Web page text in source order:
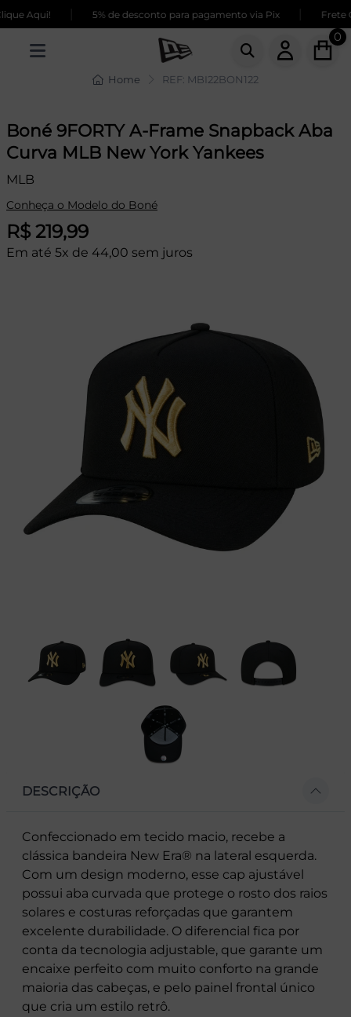
Aqui! 5% de desconto para pagamento via Pix Frete
0
Home REF: MBI22BON122
Boné 9FORTY A-Frame Snapback Aba
Curva MLB New York Yankees
MLB
Conheça o Modelo do Boné
R$ 219,99
Em até 5x de 44,00 sem juros
DESCRIÇÃO
Confeccionado em tecido macio, recebe a
clássica bandeira New Era® na lateral esquerda.
Com um design moderno, esse cap ajustável
possui aba curvada que protege o rosto dos raios
solares e costuras reforçadas que garantem
excelente durabilidade. O diferencial fica por
conta da tecnologia adjustable, que garante um
encaixe perfeito com muito conforto na grande
maioria das cabeças, e pelo painel frontal único
que cria um estilo retrô.